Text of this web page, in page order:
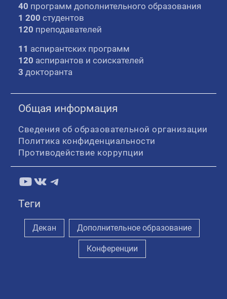
40 программ дополнительного образования
1 200 студентов
120 преподавателей
11 аспирантских программ
120 аспирантов и соискателей
3 докторанта
Общая информация
Сведения об образовательной организации
Политика конфиденциальности
Противодействие коррупции
YouTube
ВКонтакте
Telegram
Теги
Декан Дополнительное образование
Конференции